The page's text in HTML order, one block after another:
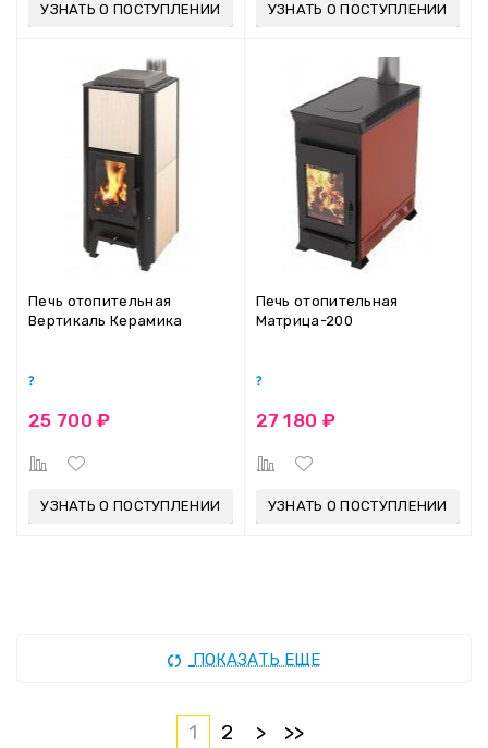
УЗНАТЬ О ПОСТУПЛЕНИИ УЗНАТЬ О ПОСТУПЛЕНИИ
Печь отопительная
Вертикаль Керамика
25 700 ₽
УЗНАТЬ О ПОСТУПЛЕНИИ
Печь отопительная
Матрица-200
27 180 ₽
УЗНАТЬ О ПОСТУПЛЕНИИ
ПОКАЗАТЬ ЕЩЕ
1 2 > >>